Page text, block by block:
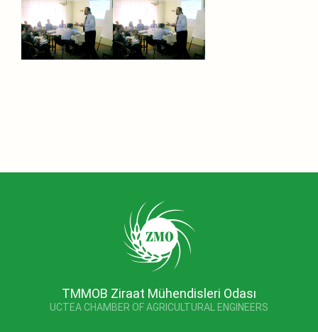
TMMOB Ziraat Mühendisleri Odası
UCTEA CHAMBER OF AGRICULTURAL ENGINEERS